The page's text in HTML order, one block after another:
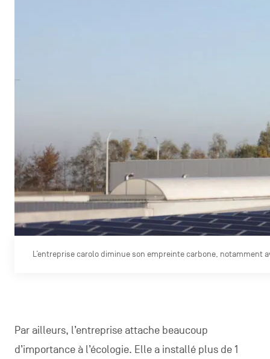
L’entreprise carolo diminue son empreinte carbone, notamment
Par ailleurs, l’entreprise attache beaucoup
d’importance à l’écologie. Elle a installé plus de 1